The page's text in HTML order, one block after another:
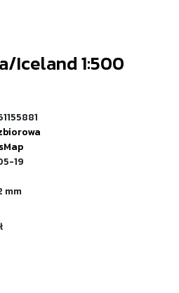
Iceland 1:500
19
mm